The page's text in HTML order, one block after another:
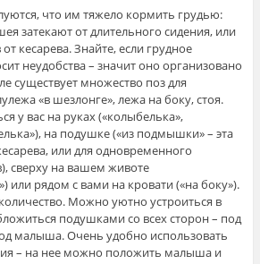
что им тяжело кормить грудью:
затекают от длительного сидения, или
кесарева. Знайте, если грудное
неудобства – значит оно организовано
существует множество поз для
«в шезлонге», лежа на боку, стоя.
у вас на руках («колыбелька»,
на подушке («из подмышки» – эта
или для одновременного
сверху на вашем животе
или рядом с вами на кровати («на боку»).
Можно уютно устроиться в
подушками со всех сторон – под
малыша. Очень удобно использовать
– на нее можно положить малыша и